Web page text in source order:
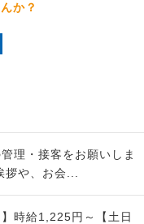
か？
理・接客をお願いしま
や、お会...
時給1,225円～【土日